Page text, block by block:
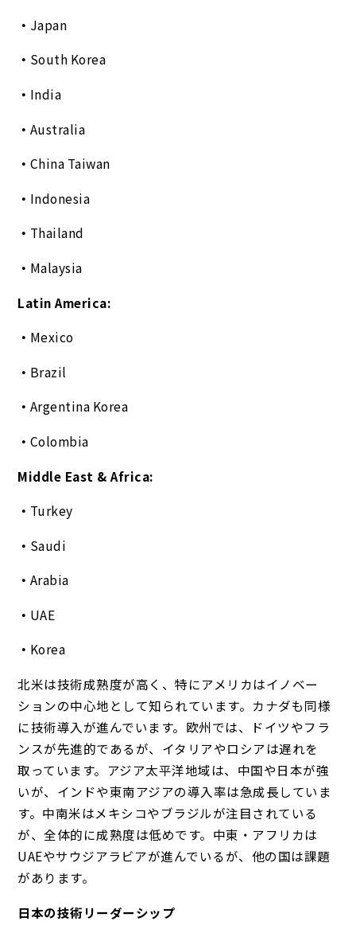
Japan
South Korea
India
Australia
China Taiwan
Indonesia
Thailand
Malaysia
Latin America:
Mexico
Brazil
Argentina Korea
Colombia
Middle East & Africa:
Turkey
Saudi
Arabia
UAE
Korea
北米は技術成熟度が高く、特にアメリカはイノベー
ションの中心地として知られています。カナダも同様
に技術導入が進んでいます。欧州では、ドイツやフラ
ンスが先進的であるが、イタリアやロシアは遅れを
取っています。アジア太平洋地域は、中国や日本が強
いが、インドや東南アジアの導入率は急成長していま
す。中南米はメキシコやブラジルが注目されている
が、全体的に成熟度は低めです。中東・アフリカは
UAEやサウジアラビアが進んでいるが、他の国は課題
があります。
日本の技術リーダーシップ